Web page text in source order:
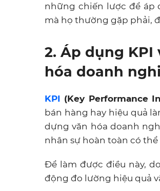
những chiến lược để áp
mà họ thường gặp phải,
2. Áp dụng
hóa doanh
KPI (Key Performance
bán hàng hay hiệu quả
dựng văn hóa doanh
nhân sự hoàn toàn có
Để làm được điều này,
động đo lường hiệu quả